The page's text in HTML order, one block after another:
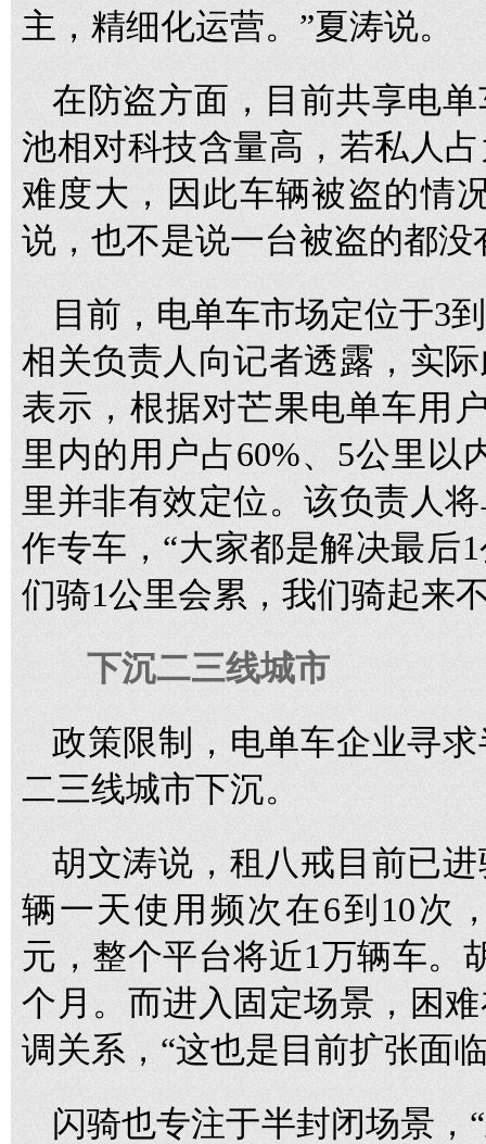
主，精细化运营。”夏涛说。
在防盗方面，目前共享电
池相对科技含量高，若私人
难度大，因此车辆被盗的情
说，也不是说一台被盗的都没
目前，电单车市场定位于3
相关负责人向记者透露，实
表示，根据对芒果电单车用
里内的用户占60%、5公里以
里并非有效定位。该负责人
作专车，“大家都是解决最后
们骑1公里会累，我们骑起来
下沉二三线城市
政策限制，电单车企业寻
二三线城市下沉。
胡文涛说，租八戒目前已
辆一天使用频次在6到10次
元，整个平台将近1万辆车。
个月。而进入固定场景，困
调关系，“这也是目前扩张面
闪骑也专注于半封闭场景，